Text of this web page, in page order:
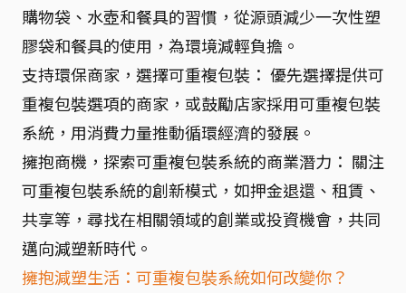
購物袋、水壺和餐具的習慣，從源頭減少一次性塑
膠袋和餐具的使用，為環境減輕負擔。
支持環保商家，選擇可重複包裝： 優先選擇提供可
重複包裝選項的商家，或鼓勵店家採用可重複包裝
系統，用消費力量推動循環經濟的發展。
擁抱商機，探索可重複包裝系統的商業潛力： 關注
可重複包裝系統的創新模式，如押金退還、租賃、
共享等，尋找在相關領域的創業或投資機會，共同
邁向減塑新時代。
擁抱減塑生活：可重複包裝系統如何改變你？